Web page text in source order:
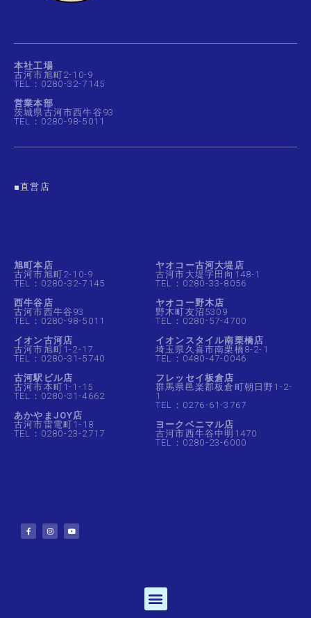
本社工場
古河市旭町2-10-9
TEL：0280-32-7145
営業本部
茨城県古河市西牛谷93
TEL：0280-98-5011
■直営店
旭町本店
古河市旭町2-10-9
TEL：0280-32-7145
西牛谷店
古河市西牛谷93
TEL：0280-98-5011
イオン古河店
古河市旭町1-2-17
TEL：0280-31-5740
古河駅ビル店
古河市本町1-1-15
TEL：0280-31-4662
あかやまJOY店
古河市雷電町1-18
TEL：0280-23-2717
ヤオコー古河大堤店
古河市大堤字田向148-1
TEL：0280-33-8056
ヤオコー野木店
野木町友沼5309
TEL：0280-57-4700
イオンスタイル南栗橋店
埼玉県久喜市南栗橋8-2-1
TEL：0480-47-0046
フレッセイ板倉店
群馬県邑楽郡板倉町朝日野1-2-
1
TEL：0276-61-3767
ヨークベニマル店
古河市西牛谷中明1470
TEL：0280-23-6000